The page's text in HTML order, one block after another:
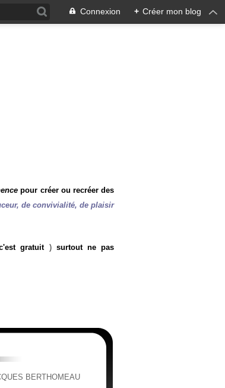
Connexion + Créer mon blog
pour créer ou recréer des
de convivialité, de plaisir
gratuit) surtout ne pas
BERTHOMEAU